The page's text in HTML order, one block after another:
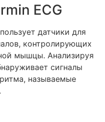
ECG
датчики для
контролирующих
мышцы. Анализируя
сигналы
называемые